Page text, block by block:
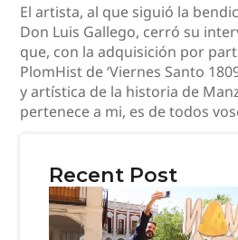
El artista, al que siguió la
Don Luis Gallego, cerró su
que, con la adquisición por
PlomHist de ‘Viernes Santo
y artística de la historia de
pertenece a mi, es de todos
Recent Post